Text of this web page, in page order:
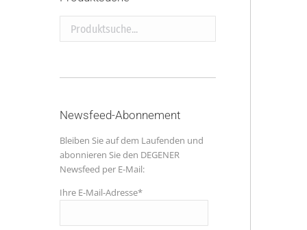
Produktsuche...
Newsfeed-Abonnement
Bleiben Sie auf dem Laufenden und
abonnieren Sie den DEGENER
Newsfeed per E-Mail:
Ihre E-Mail-Adresse*